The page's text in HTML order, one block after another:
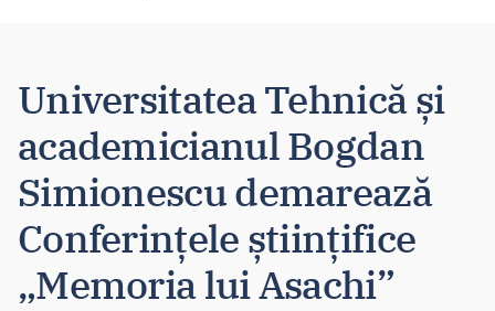
Universitatea Tehnică și
academicianul Bogdan
Simionescu demarează
Conferințele științifice
„Memoria lui Asachi”